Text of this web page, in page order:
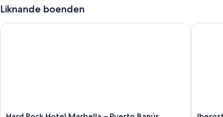
bar vid poolen och gratis mottagning med manager varje dag.
Här följer några ytterligare förmåner:
Liknande boenden
Hard
Hard Rock Hotel Marbella – Puerto Banús